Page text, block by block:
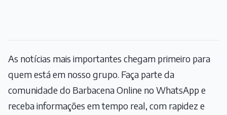
As notícias mais importantes chegam primeiro para
quem está em nosso grupo. Faça parte da
comunidade do Barbacena Online no WhatsApp e
receba informações em tempo real, com rapidez e